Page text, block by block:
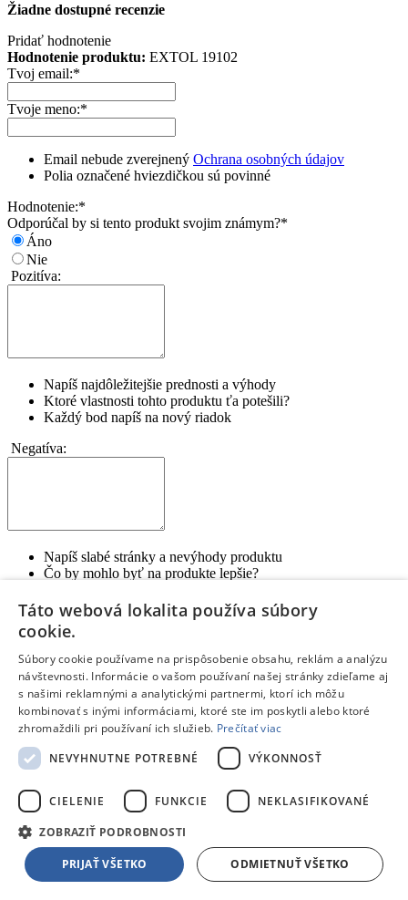
Žiadne dostupné recenzie
Pridať hodnotenie
Hodnotenie produktu: EXTOL 19102
Tvoj email:*
Tvoje meno:*
Email nebude zverejnený Ochrana osobných údajov
Polia označené hviezdičkou sú povinné
Hodnotenie:*
Odporúčal by si tento produkt svojim známym?*
Áno
Nie
Pozitíva:
Napíš najdôležitejšie prednosti a výhody
Ktoré vlastnosti tohto produktu ťa potešili?
Každý bod napíš na nový riadok
Negatíva:
Napíš slabé stránky a nevýhody produktu
Čo by mohlo byť na produkte lepšie?
Ak si s výrobkom 100% spokojný, toto políčko nevypĺňaj
Zhrnutie:*
Kúpil by si si tento produkt znova? Alebo by si zvažoval iný?
Prečo?
Na čo je potrebné pri kúpe myslieť?
Pre akého zákazníka je tento produkt vhodný?
Odoslať hodnotenie
Ďakujeme, tvoje hodnotenie bolo odoslané.
BlogDe’Longhi ECAM450.65.S Eletta Explore
Táto webová lokalita používa súbory
cookie.
Súbory cookie používame na prispôsobenie obsahu, reklám a analýzu
návštevnosti. Informácie o vašom používaní našej stránky zdieľame aj
s našimi reklamnými a analytickými partnermi, ktorí ich môžu
kombinovať s inými informáciami, ktoré ste im poskytli alebo ktoré
zhromaždili pri používaní ich služieb. Prečítať viac
NEVYHNUTNE POTREBNÉ
VÝKONNOSŤ
CIELENIE FUNKCIE NEKLASIFIKOVANÉ
ZOBRAZIŤ PODROBNOSTI
PRIJAŤ VŠETKO ODMIETNUŤ VŠETKO